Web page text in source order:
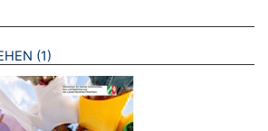
ODER ZULETZT ANGESEHENE
1 BROSCHÜREN